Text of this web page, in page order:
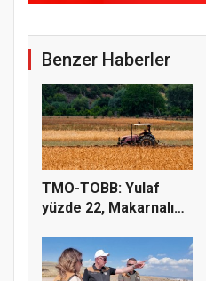
Benzer Haberler
TMO-TOBB: Yulaf
yüzde 22, Makarnalık